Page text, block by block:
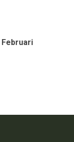
Februari